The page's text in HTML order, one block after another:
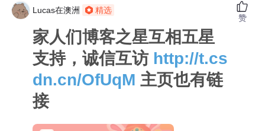
Lucas在澳洲 精选
家人们博客之星互相五星
支持，诚信互访 http://t.cs
dn.cn/OfUqM 主页也有链
接
赞